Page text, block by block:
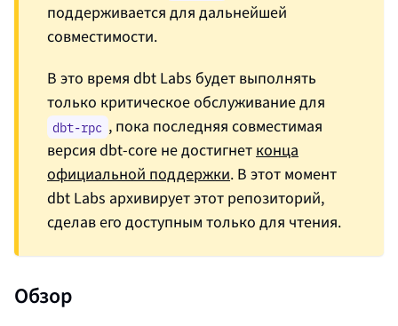
поддерживается для дальнейшей
совместимости.
В это время dbt Labs будет выполнять
только критическое обслуживание для
dbt-rpc , пока последняя совместимая
версия dbt-core не достигнет конца
официальной поддержки. В этот момент
dbt Labs архивирует этот репозиторий,
сделав его доступным только для чтения.
Обзор